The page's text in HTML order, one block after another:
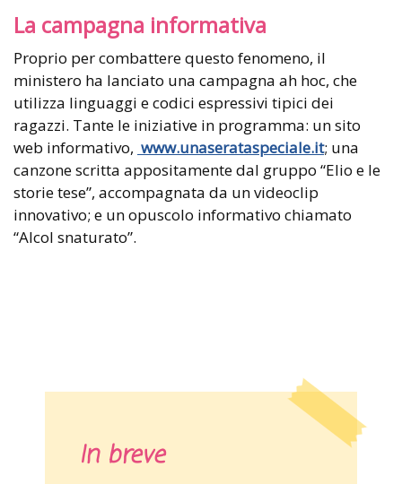
La campagna informativa
Proprio per combattere questo fenomeno, il
ministero ha lanciato una campagna ah hoc, che
utilizza linguaggi e codici espressivi tipici dei
ragazzi. Tante le iniziative in programma: un sito
web informativo, www.unaserataspeciale.it; una
canzone scritta appositamente dal gruppo “Elio e le
storie tese”, accompagnata da un videoclip
innovativo; e un opuscolo informativo chiamato
“Alcol snaturato”.
In breve